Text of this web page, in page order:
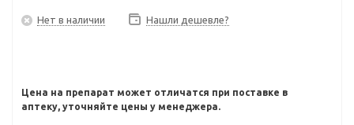
Нет в наличии Нашли дешевле?
Цена на препарат может отличатся при поставке в
аптеку, уточняйте цены у менеджера.